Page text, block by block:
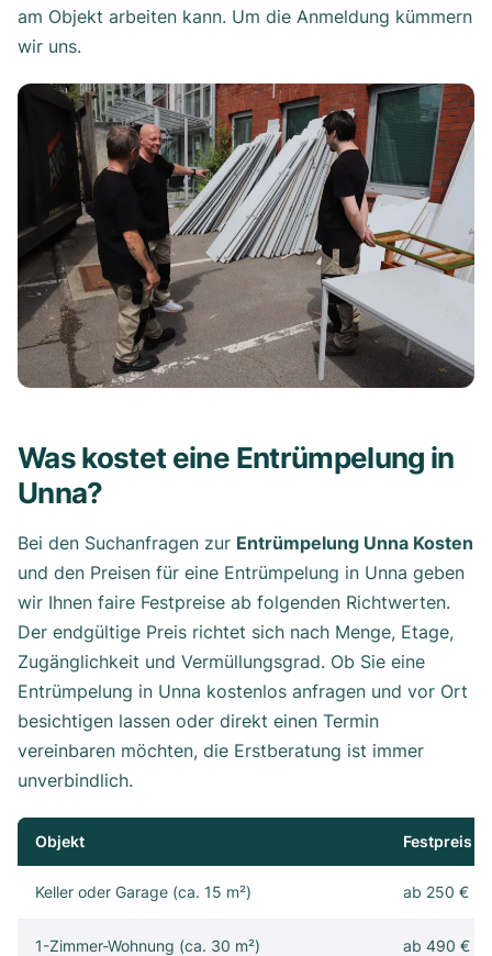
am Objekt arbeiten kann. Um die Anmeldung kümmern
wir uns.
Was kostet eine Entrümpelung in
Unna?
Bei den Suchanfragen zur Entrümpelung Unna Kosten
und den Preisen für eine Entrümpelung in Unna geben
wir Ihnen faire Festpreise ab folgenden Richtwerten.
Der endgültige Preis richtet sich nach Menge, Etage,
Zugänglichkeit und Vermüllungsgrad. Ob Sie eine
Entrümpelung in Unna kostenlos anfragen und vor Ort
besichtigen lassen oder direkt einen Termin
vereinbaren möchten, die Erstberatung ist immer
unverbindlich.
Objekt Festpreis
Keller oder Garage (ca. 15 m²) ab 250 €
1-Zimmer-Wohnung (ca. 30 m²) ab 490 €